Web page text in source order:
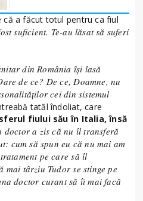
că a făcut totul pentru ca fiul
suficient. Te-au lăsat să suferi
din România își lasă
de ce? De ce, Doamne, nu
cei din sistemul
tatăl îndoliat, care
fiului său în Italia, însă
doctor a zis că nu îl transferă
cum să spun eu că nu mai am
pe care să îl
mai târziu Tudor se stinge pe
doctor curant să îi mai facă